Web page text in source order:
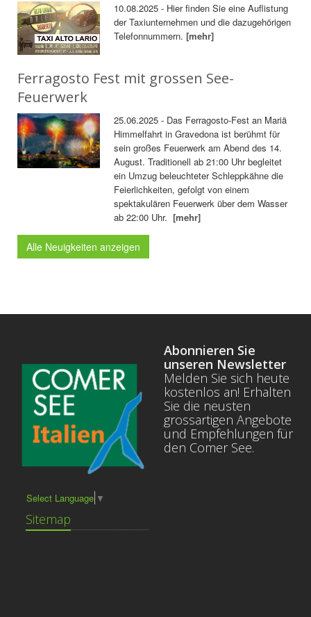
10.08.2025 - Hier finden Sie eine Auflistung
der Taxiunternehmen und die dazugehörigen
Telefonnummern.[mehr]
Ferragosto Fest mit grossen See-
Feuerwerk
25.06.2025 - Das Ferragosto-Fest an Mariä
Himmelfahrt in Gravedona ist berühmt für
sein großes Feuerwerk am Abend des 14.
August. Traditionell ab 21:00 Uhr begleitet
ein Umzug beleuchteter Schleppkähne die
Feierlichkeiten, gefolgt von einem
spektakulären Feuerwerk über dem Wasser
ab 22:00 Uhr.[mehr]
Alle Neuigkeiten anzeigen
Select Language ▼
Sitemap
Abonnieren Sie
unseren Newsletter
Melden Sie sich heute
kostenlos an! Erhalten
Sie die neusten
grossartigen Angebote
und Empfehlungen für
den Comer See.